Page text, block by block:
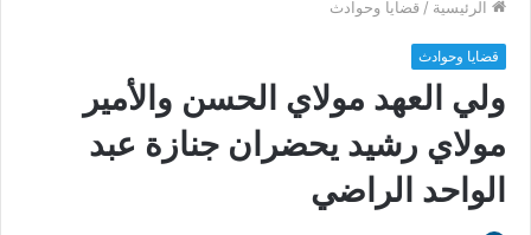
الرئيسية / قضايا وحوادث
قضايا وحوادث
ولي العهد مولاي الحسن والأمير
مولاي رشيد يحضران جنازة عبد
الواحد الراضي